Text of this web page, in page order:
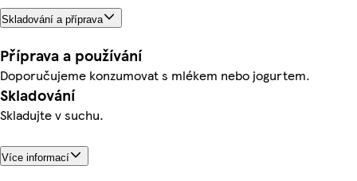
Skladování a příprava
Příprava a používání
Doporučujeme konzumovat s mlékem nebo jogurtem.
Skladování
Skladujte v suchu.
Více informací